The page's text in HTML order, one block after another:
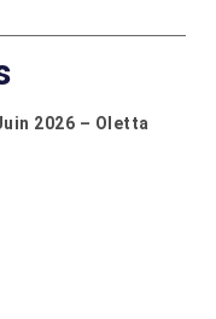
2026 – Oletta